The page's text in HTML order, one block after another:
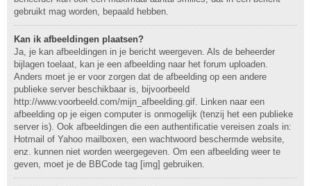
gebruikt mag worden, bepaald hebben.
Kan ik afbeeldingen plaatsen?
Ja, je kan afbeeldingen in je bericht weergeven. Als de beheerder
bijlagen toelaat, kan je een afbeelding naar het forum uploaden.
Anders moet je er voor zorgen dat de afbeelding op een andere
publieke server beschikbaar is, bijvoorbeeld
http://www.voorbeeld.com/mijn_afbeelding.gif. Linken naar een
afbeelding op je eigen computer is onmogelijk (tenzij het een publieke
server is). Ook afbeeldingen die een authentificatie vereisen zoals in:
Hotmail of Yahoo mailboxen, een wachtwoord beschermde website,
enz. kunnen niet worden weergegeven. Om een afbeelding weer te
geven, moet je de BBCode tag [img] gebruiken.